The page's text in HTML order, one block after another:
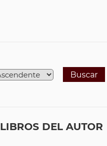
Buscar
LIBROS DEL AUTOR